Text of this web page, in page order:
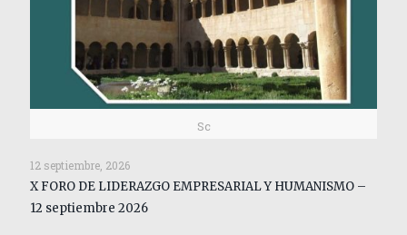
Sc
12 septiembre, 2026
X FORO DE LIDERAZGO EMPRESARIAL Y HUMANISMO –
12 septiembre 2026